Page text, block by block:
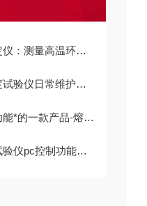
环境下的材料电阻率的变化
仪日常维护守则
一款产品-熔融指数仪
pc控制功能特点